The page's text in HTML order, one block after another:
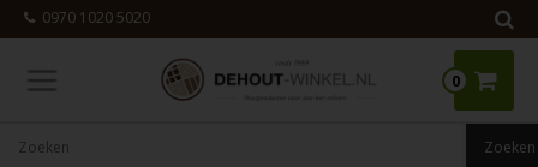
0970 1020 5020
0